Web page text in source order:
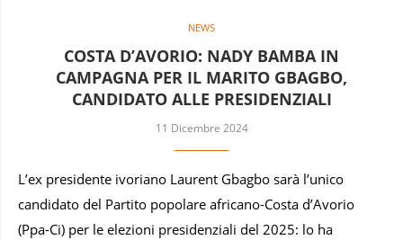
NEWS
COSTA D’AVORIO: NADY BAMBA IN
CAMPAGNA PER IL MARITO GBAGBO,
CANDIDATO ALLE PRESIDENZIALI
11 Dicembre 2024
L’ex presidente ivoriano Laurent Gbagbo sarà l’unico
candidato del Partito popolare africano-Costa d’Avorio
(Ppa-Ci) per le elezioni presidenziali del 2025: lo ha